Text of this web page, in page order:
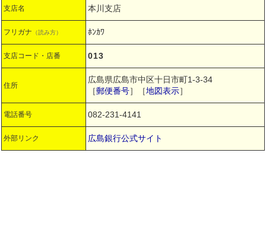
支店名 本川支店
フリガナ （読み方） ﾎﾝｶﾜ
支店コード・店番 013
住所
広島県広島市中区十日市町1-3-34
［郵便番号］［地図表示］
電話番号 082-231-4141
外部リンク 広島銀行公式サイト